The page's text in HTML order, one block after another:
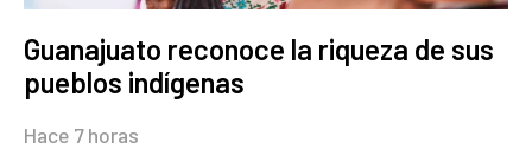
Guanajuato reconoce la riqueza de sus
pueblos indígenas
Hace 7 horas